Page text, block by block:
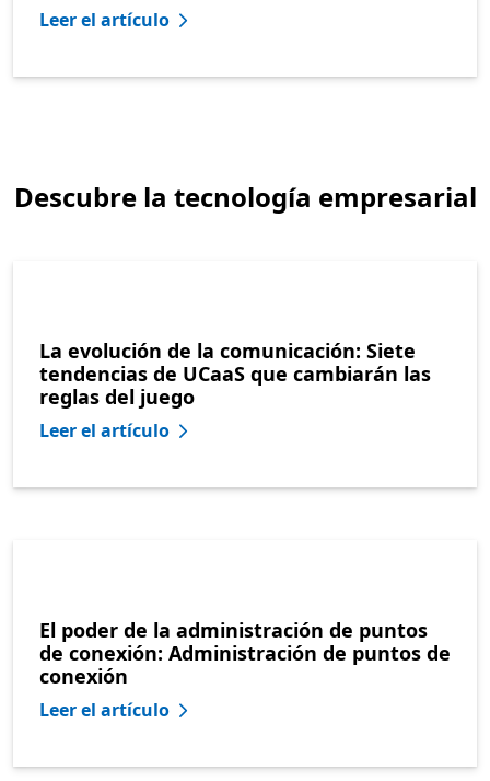
Leer el artículo
Descubre la tecnología empresarial
La evolución de la comunicación: Siete
tendencias de UCaaS que cambiarán las
reglas del juego
Leer el artículo
El poder de la administración de puntos
de conexión: Administración de puntos de
conexión
Leer el artículo